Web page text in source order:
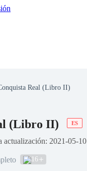
Real (Libro II)
(Libro II) ES
actualización: 2021-05-10
16